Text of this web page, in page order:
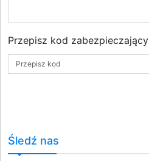
Przepisz kod zabezpieczający
Śledź nas